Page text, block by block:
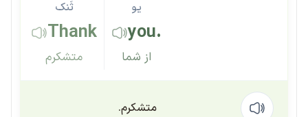
ثَنک
Thank
متشکرم
یو
you.
از شما
متشکرم.